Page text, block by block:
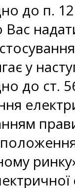
до п.
у
до ст.